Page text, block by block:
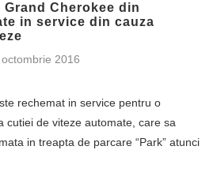
Grand Cherokee din
in service din cauza
2016
rechemat in service pentru o
cutiei de viteze automate, care sa
in treapta de parcare “Park” atunci